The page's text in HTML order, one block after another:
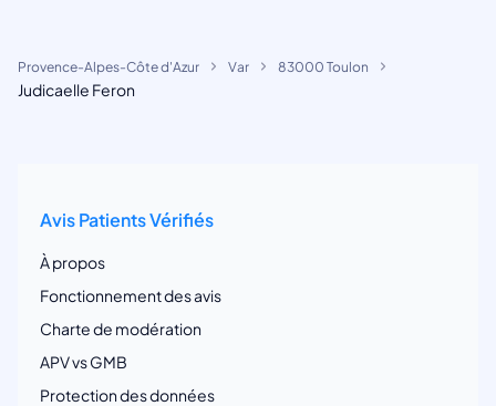
Provence-Alpes-Côte d'Azur Var 83000 Toulon
Judicaelle Feron
Avis Patients Vérifiés
À propos
Fonctionnement des avis
Charte de modération
APV vs GMB
Protection des données